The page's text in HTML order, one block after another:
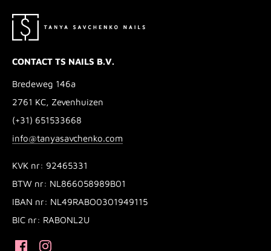
CONTACT TS NAILS B.V.
Bredeweg 146a
2761 KC, Zevenhuizen
(+31) 651533668
info@tanyasavchenko.com
KVK nr: 92465331
BTW nr: NL866058989B01
IBAN nr: NL49RABO0301949115
BIC nr: RABONL2U